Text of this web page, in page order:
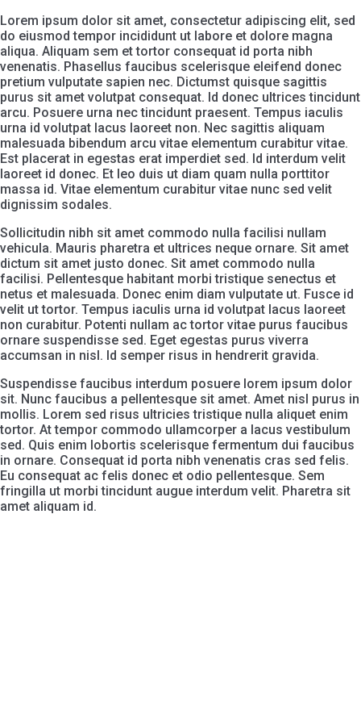
Lorem ipsum dolor sit amet, consectetur adipiscing elit, sed
do eiusmod tempor incididunt ut labore et dolore magna
aliqua. Aliquam sem et tortor consequat id porta nibh
venenatis. Phasellus faucibus scelerisque eleifend donec
pretium vulputate sapien nec. Dictumst quisque sagittis
purus sit amet volutpat consequat. Id donec ultrices tincidunt
arcu. Posuere urna nec tincidunt praesent. Tempus iaculis
urna id volutpat lacus laoreet non. Nec sagittis aliquam
malesuada bibendum arcu vitae elementum curabitur vitae.
Est placerat in egestas erat imperdiet sed. Id interdum velit
laoreet id donec. Et leo duis ut diam quam nulla porttitor
massa id. Vitae elementum curabitur vitae nunc sed velit
dignissim sodales.
Sollicitudin nibh sit amet commodo nulla facilisi nullam
vehicula. Mauris pharetra et ultrices neque ornare. Sit amet
dictum sit amet justo donec. Sit amet commodo nulla
facilisi. Pellentesque habitant morbi tristique senectus et
netus et malesuada. Donec enim diam vulputate ut. Fusce id
velit ut tortor. Tempus iaculis urna id volutpat lacus laoreet
non curabitur. Potenti nullam ac tortor vitae purus faucibus
ornare suspendisse sed. Eget egestas purus viverra
accumsan in nisl. Id semper risus in hendrerit gravida.
Suspendisse faucibus interdum posuere lorem ipsum dolor
sit. Nunc faucibus a pellentesque sit amet. Amet nisl purus in
mollis. Lorem sed risus ultricies tristique nulla aliquet enim
tortor. At tempor commodo ullamcorper a lacus vestibulum
sed. Quis enim lobortis scelerisque fermentum dui faucibus
in ornare. Consequat id porta nibh venenatis cras sed felis.
Eu consequat ac felis donec et odio pellentesque. Sem
fringilla ut morbi tincidunt augue interdum velit. Pharetra sit
amet aliquam id.